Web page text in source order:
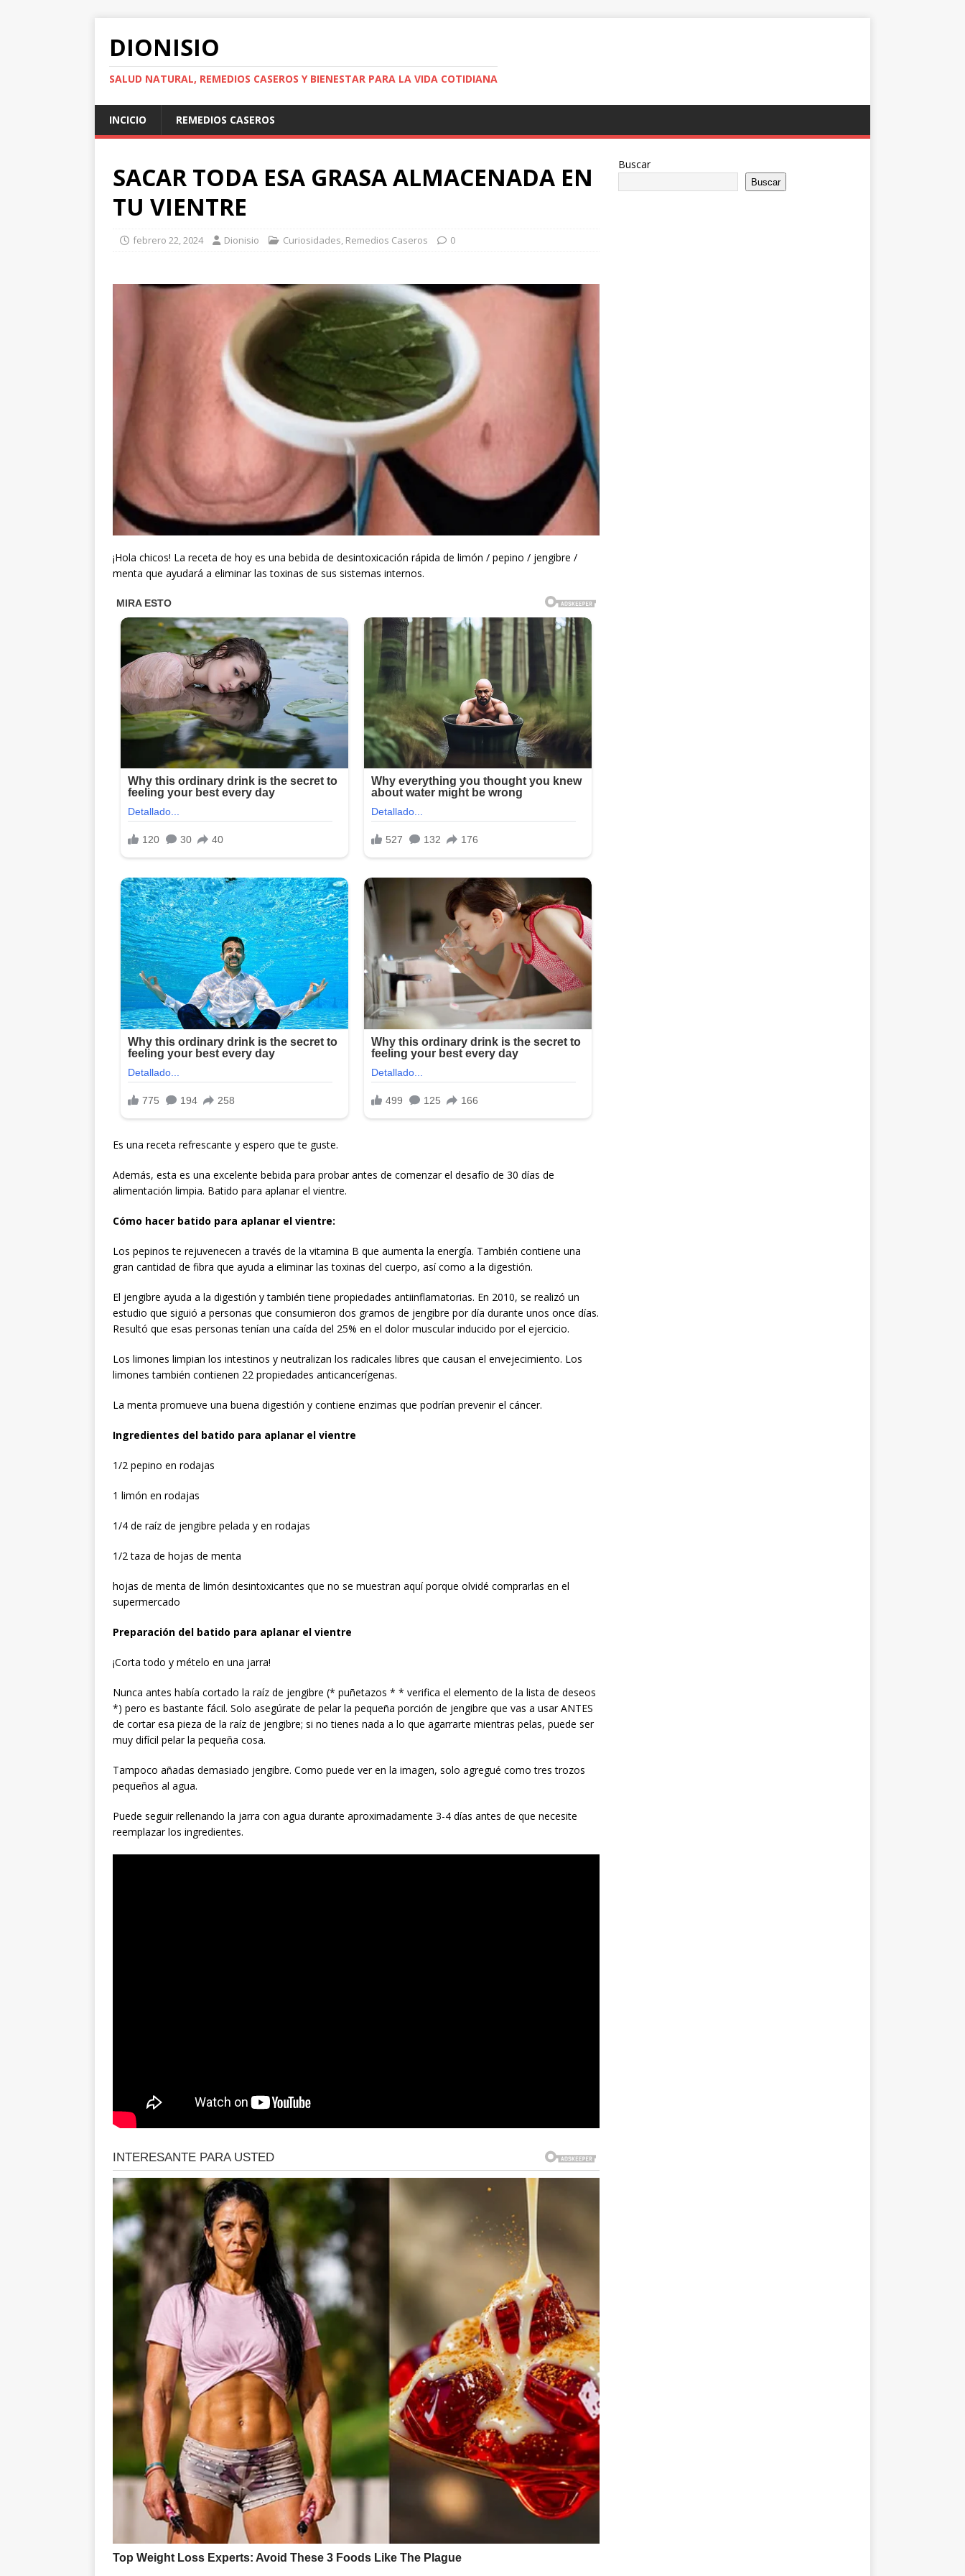
DIONISIO
SALUD NATURAL, REMEDIOS CASEROS Y BIENESTAR PARA LA VIDA COTIDIANA
INCICIO REMEDIOS CASEROS
SACAR TODA ESA GRASA ALMACENADA EN
TU VIENTRE
febrero 22, 2024 Dionisio Curiosidades, Remedios Caseros 0
¡Hola chicos! La receta de hoy es una bebida de desintoxicación rápida de limón / pepino / jengibre /
menta que ayudará a eliminar las toxinas de sus sistemas internos.
Es una receta refrescante y espero que te guste.
Además, esta es una excelente bebida para probar antes de comenzar el desafío de 30 días de
alimentación limpia. Batido para aplanar el vientre.
Cómo hacer batido para aplanar el vientre:
Los pepinos te rejuvenecen a través de la vitamina B que aumenta la energía. También contiene una
gran cantidad de fibra que ayuda a eliminar las toxinas del cuerpo, así como a la digestión.
El jengibre ayuda a la digestión y también tiene propiedades antiinflamatorias. En 2010, se realizó un
estudio que siguió a personas que consumieron dos gramos de jengibre por día durante unos once días.
Resultó que esas personas tenían una caída del 25% en el dolor muscular inducido por el ejercicio.
Los limones limpian los intestinos y neutralizan los radicales libres que causan el envejecimiento. Los
limones también contienen 22 propiedades anticancerígenas.
La menta promueve una buena digestión y contiene enzimas que podrían prevenir el cáncer.
Ingredientes del batido para aplanar el vientre
1/2 pepino en rodajas
1 limón en rodajas
1/4 de raíz de jengibre pelada y en rodajas
1/2 taza de hojas de menta
hojas de menta de limón desintoxicantes que no se muestran aquí porque olvidé comprarlas en el
supermercado
Preparación del batido para aplanar el vientre
¡Corta todo y mételo en una jarra!
Nunca antes había cortado la raíz de jengibre (* puñetazos * * verifica el elemento de la lista de deseos
*) pero es bastante fácil. Solo asegúrate de pelar la pequeña porción de jengibre que vas a usar ANTES
de cortar esa pieza de la raíz de jengibre; si no tienes nada a lo que agarrarte mientras pelas, puede ser
muy difícil pelar la pequeña cosa.
Tampoco añadas demasiado jengibre. Como puede ver en la imagen, solo agregué como tres trozos
pequeños al agua.
Puede seguir rellenando la jarra con agua durante aproximadamente 3-4 días antes de que necesite
reemplazar los ingredientes.
Buscar
Buscar